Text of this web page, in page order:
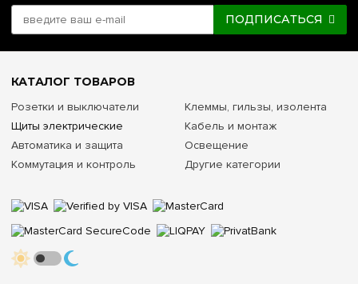
ПОДПИСАТЬСЯ
КАТАЛОГ ТОВАРОВ
Розетки и выключатели
Щиты электрические
Автоматика и защита
Коммутация и контроль
Клеммы, гильзы, изолента
Кабель и монтаж
Освещение
Другие категории